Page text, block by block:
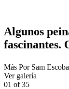
Algunos
fascinantes.
Más Por Sam
Ver galería
01 of 35